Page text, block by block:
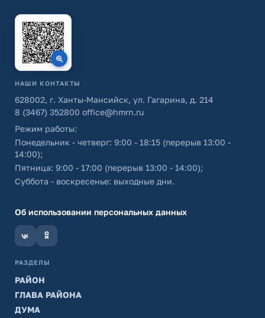
НАШИ КОНТАКТЫ
628002, г. Ханты-Мансийск, ул. Гагарина, д. 214
8 (3467) 352800 office@hmrn.ru
Режим работы:
Понедельник - четверг: 9:00 - 18:15 (перерыв 13:00 -
14:00);
Пятница: 9:00 - 17:00 (перерыв 13:00 - 14:00);
Суббота - воскресенье: выходные дни.
Об использовании персональных данных
РАЗДЕЛЫ
РАЙОН
ГЛАВА РАЙОНА
ДУМА